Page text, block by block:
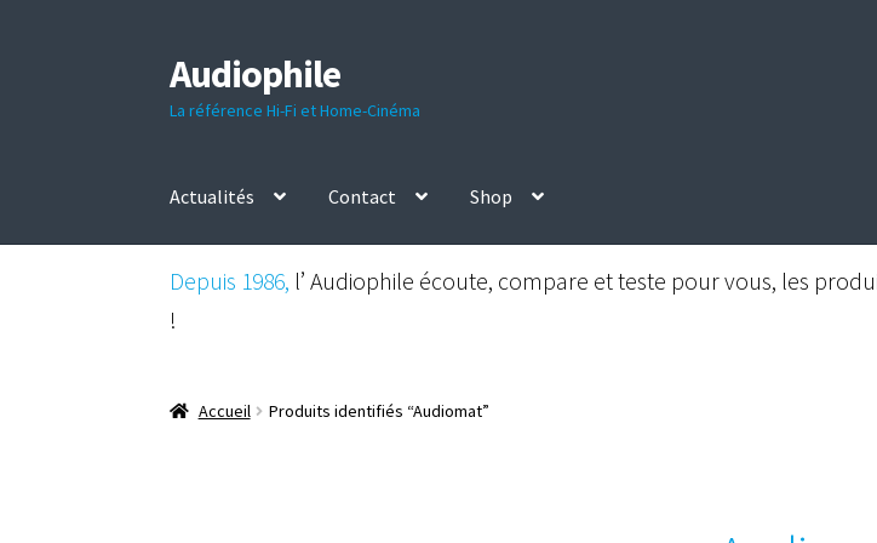
Aller
à
la
Aller
au
contenu
Audiophile
La référence Hi-Fi et Home-Cinéma
Actualités Contact Shop
Depuis 1986, l’ Audiophile écoute, compare et teste pour vous, les
!
Accueil Produits identifiés “Audiomat”